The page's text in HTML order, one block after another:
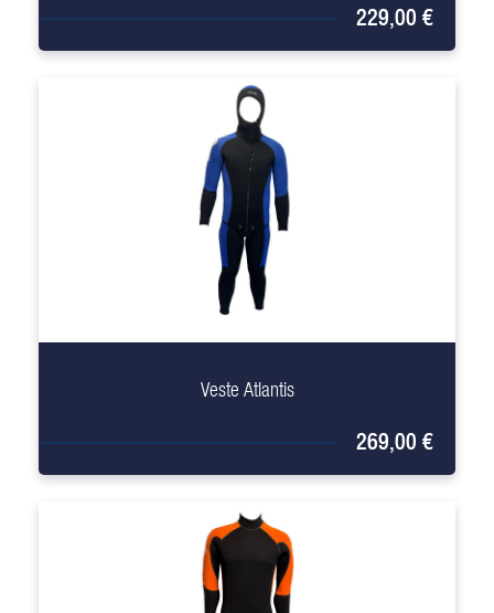
229,00 €
+
Veste Atlantis
269,00 €